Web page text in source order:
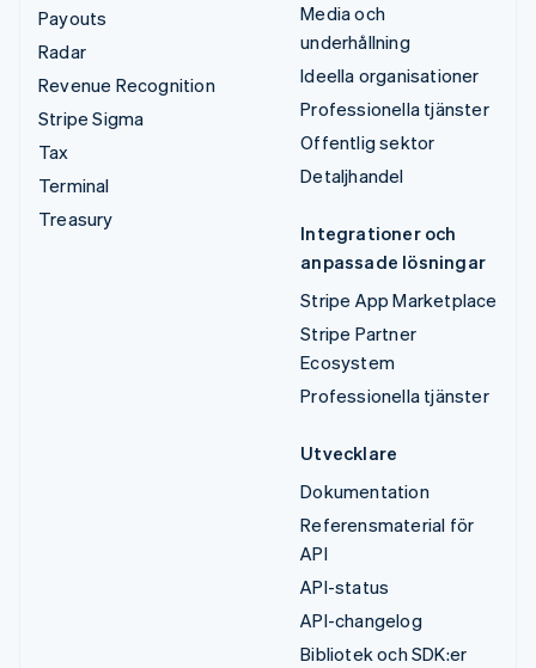
Payouts
Radar
Revenue Recognition
Stripe Sigma
Tax
Terminal
Treasury
Media och
underhållning
Ideella organisationer
Professionella tjänster
Offentlig sektor
Detaljhandel
Integrationer och
anpassade lösningar
Stripe App Marketplace
Stripe Partner
Ecosystem
Professionella tjänster
Utvecklare
Dokumentation
Referensmaterial för
API
API-status
API-changelog
Bibliotek och SDK:er